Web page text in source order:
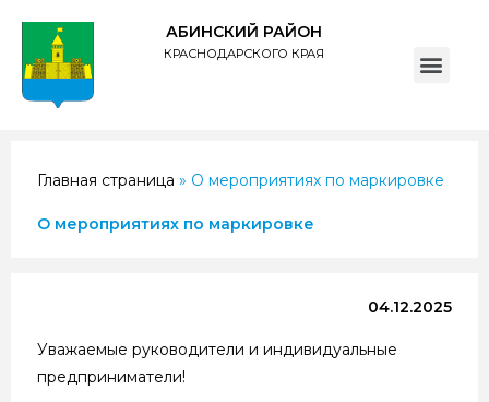
АБИНСКИЙ РАЙОН
КРАСНОДАРСКОГО КРАЯ
Главная страница » О мероприятиях по маркировке
О мероприятиях по маркировке
04.12.2025
Уважаемые руководители и индивидуальные
предприниматели!